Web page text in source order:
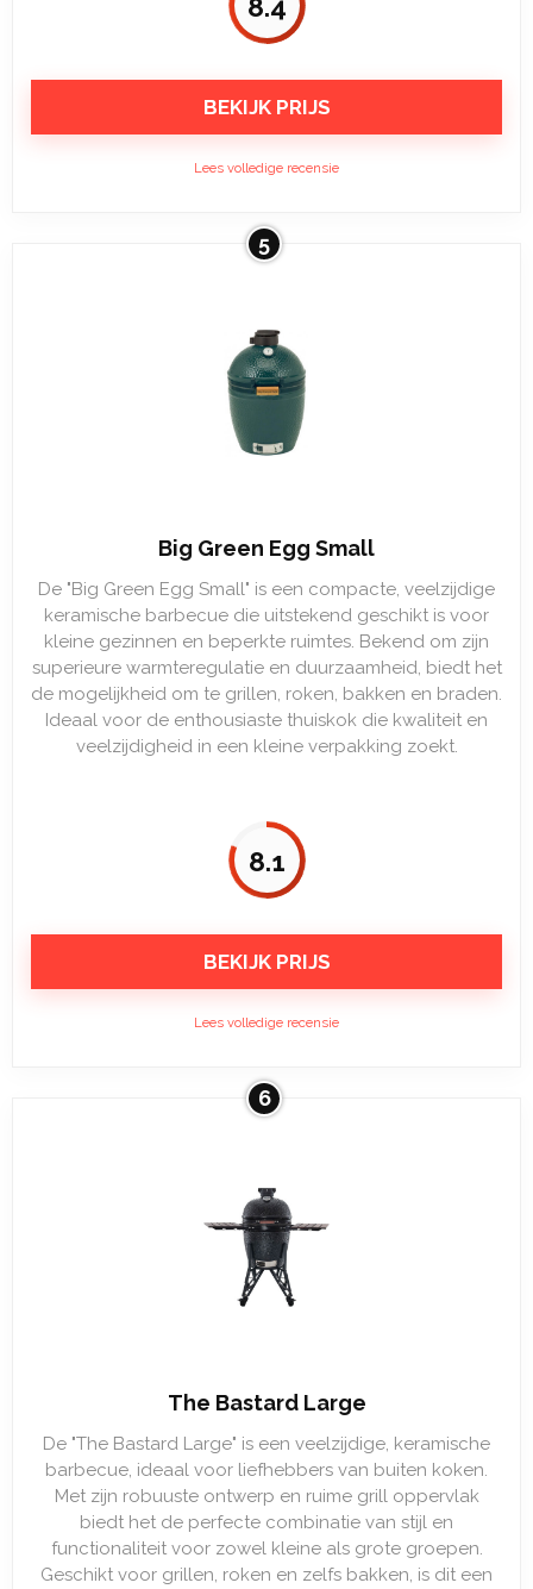
BEKIJK PRIJS
Lees volledige recensie
5
Big Green Egg Small
De "Big Green Egg Small" is een compacte, veelzijdige
keramische barbecue die uitstekend geschikt is voor
kleine gezinnen en beperkte ruimtes. Bekend om zijn
superieure warmteregulatie en duurzaamheid, biedt het
de mogelijkheid om te grillen, roken, bakken en braden.
Ideaal voor de enthousiaste thuiskok die kwaliteit en
veelzijdigheid in een kleine verpakking zoekt.
8.1
BEKIJK PRIJS
Lees volledige recensie
6
The Bastard Large
De "The Bastard Large" is een veelzijdige, keramische
barbecue, ideaal voor liefhebbers van buiten koken.
Met zijn robuuste ontwerp en ruime grill oppervlak
biedt het de perfecte combinatie van stijl en
functionaliteit voor zowel kleine als grote groepen.
Geschikt voor grillen, roken en zelfs bakken, is dit een